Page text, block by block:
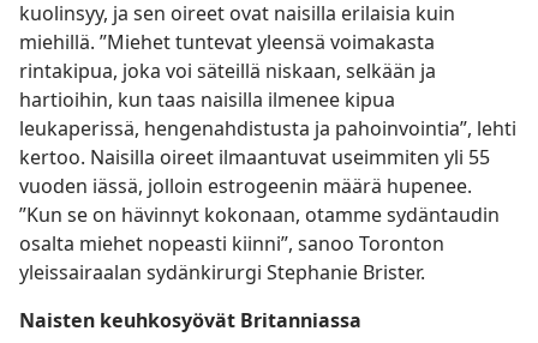
kuolinsyy, ja sen oireet ovat naisilla erilaisia kuin
miehillä. ”Miehet tuntevat yleensä voimakasta
rintakipua, joka voi säteillä niskaan, selkään ja
hartioihin, kun taas naisilla ilmenee kipua
leukaperissä, hengenahdistusta ja pahoinvointia”, lehti
kertoo. Naisilla oireet ilmaantuvat useimmiten yli 55
vuoden iässä, jolloin estrogeenin määrä hupenee.
”Kun se on hävinnyt kokonaan, otamme sydäntaudin
osalta miehet nopeasti kiinni”, sanoo Toronton
yleissairaalan sydänkirurgi Stephanie Brister.
Naisten keuhkosyövät Britanniassa